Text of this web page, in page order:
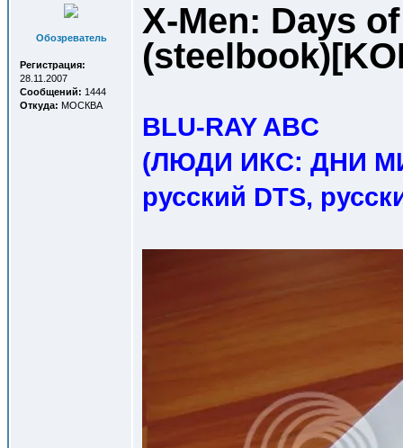
Обозреватель
Регистрация:
28.11.2007
Сообщений: 1444
Откуда: МОСКВА
X-Men: Days
BLU-RAY ABC
(ЛЮДИ ИКС: ДНИ
русский DTS,